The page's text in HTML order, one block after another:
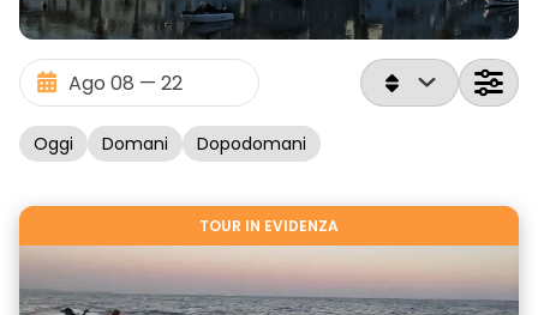
Oggi Domani Dopodomani
TOUR IN EVIDENZA